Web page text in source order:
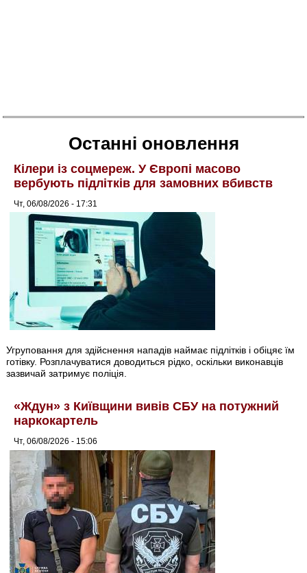
Останні оновлення
Кілери із соцмереж. У Європі масово
вербують підлітків для замовних вбивств
Чт, 06/08/2026 - 17:31
Угруповання для здійснення нападів наймає підлітків і обіцяє їм
готівку. Розплачуватися доводиться рідко, оскільки виконавців
зазвичай затримує поліція.
«Ждун» з Київщини вивів СБУ на потужний
наркокартель
Чт, 06/08/2026 - 15:06